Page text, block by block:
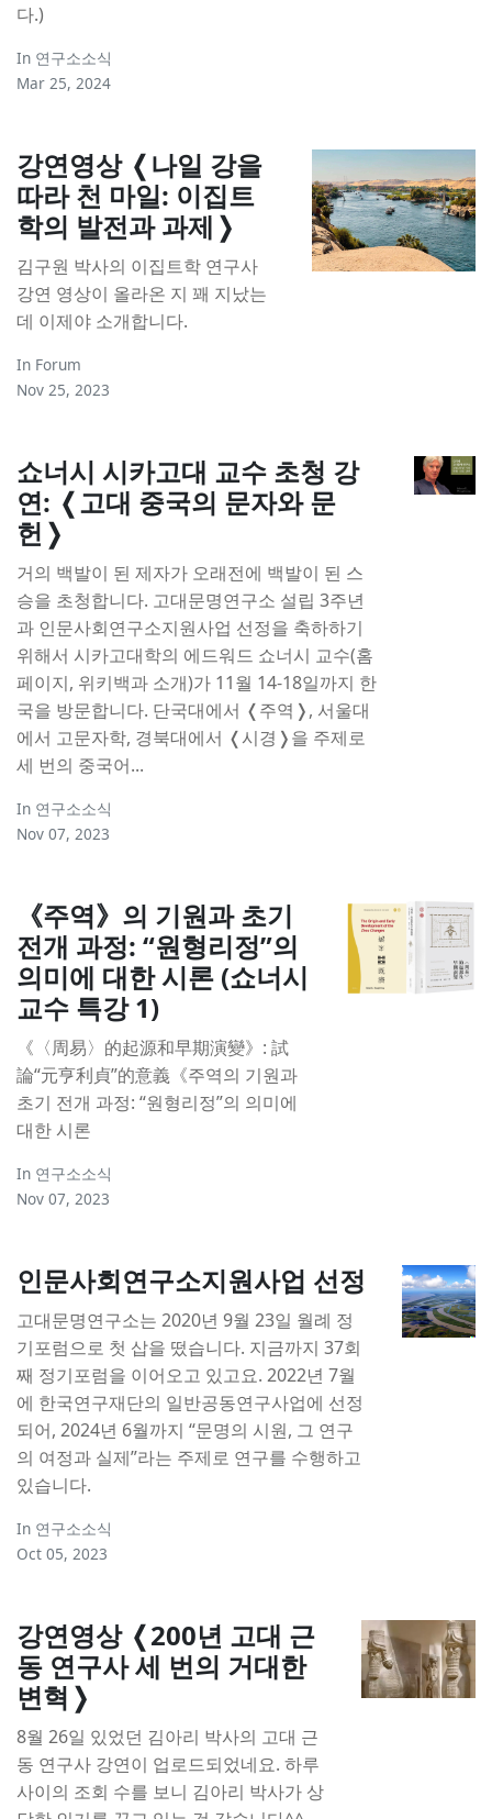
다.)
In 연구소소식
Mar 25, 2024
강연영상 ❬나일 강을
따라 천 마일: 이집트
학의 발전과 과제❭
김구원 박사의 이집트학 연구사
강연 영상이 올라온 지 꽤 지났는
데 이제야 소개합니다.
In Forum
Nov 25, 2023
쇼너시 시카고대 교수 초청 강
연: ❬고대 중국의 문자와 문
헌❭
거의 백발이 된 제자가 오래전에 백발이 된 스
승을 초청합니다. 고대문명연구소 설립 3주년
과 인문사회연구소지원사업 선정을 축하하기
위해서 시카고대학의 에드워드 쇼너시 교수(홈
페이지, 위키백과 소개)가 11월 14-18일까지 한
국을 방문합니다. 단국대에서 ❬주역❭, 서울대
에서 고문자학, 경북대에서 ❬시경❭을 주제로
세 번의 중국어...
In 연구소소식
Nov 07, 2023
《주역》의 기원과 초기
전개 과정: “원형리정”의
의미에 대한 시론 (쇼너시
교수 특강 1)
《〈周易〉的起源和早期演變》: 試
論“元亨利貞”的意義《주역의 기원과
초기 전개 과정: “원형리정”의 의미에
대한 시론
In 연구소소식
Nov 07, 2023
인문사회연구소지원사업 선정
고대문명연구소는 2020년 9월 23일 월례 정
기포럼으로 첫 삽을 떴습니다. 지금까지 37회
째 정기포럼을 이어오고 있고요. 2022년 7월
에 한국연구재단의 일반공동연구사업에 선정
되어, 2024년 6월까지 “문명의 시원, 그 연구
의 여정과 실제”라는 주제로 연구를 수행하고
있습니다.
In 연구소소식
Oct 05, 2023
강연영상 ❬200년 고대 근
동 연구사 세 번의 거대한
변혁❭
8월 26일 있었던 김아리 박사의 고대 근
동 연구사 강연이 업로드되었네요. 하루
사이의 조회 수를 보니 김아리 박사가 상